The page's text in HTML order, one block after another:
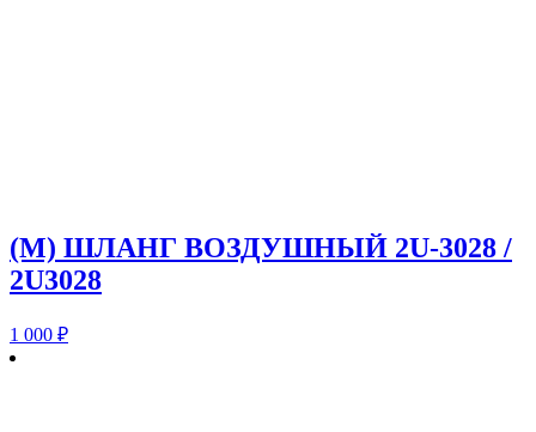
(M) ШЛАНГ ВОЗДУШНЫЙ 2U-3028 /
2U3028
1 000 ₽